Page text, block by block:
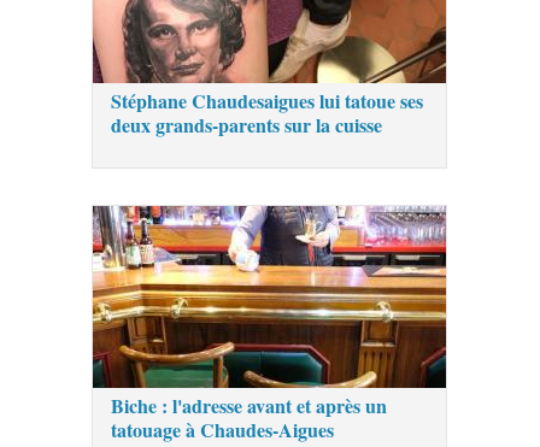
Stéphane Chaudesaigues lui tatoue ses
deux grands-parents sur la cuisse
Biche : l'adresse avant et après un
tatouage à Chaudes-Aigues